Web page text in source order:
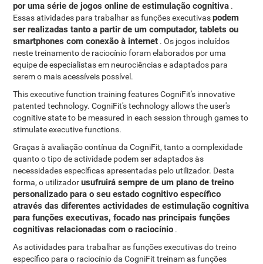
por uma série de jogos online de estimulação cognitiva .
Essas atividades para trabalhar as funções executivaspodem
ser realizadas tanto a partir de um computador, tablets ou
smartphones com conexão à internet . Os jogos incluídos
neste treinamento de raciocínio foram elaborados por uma
equipe de especialistas em neurociências e adaptados para
serem o mais acessíveis possível.
This executive function training features CogniFit's innovative
patented technology. CogniFit's technology allows the user's
cognitive state to be measured in each session through games to
stimulate executive functions.
Graças à avaliação contínua da CogniFit, tanto a complexidade
quanto o tipo de actividade podem ser adaptados às
necessidades específicas apresentadas pelo utilizador. Desta
forma, o utilizadorusufruirá sempre de um plano de treino
personalizado para o seu estado cognitivo específico
através das diferentes actividades de estimulação cognitiva
para funções executivas, focado nas principais funções
cognitivas relacionadas com o raciocínio .
As actividades para trabalhar as funções executivas do treino
específico para o raciocínio da CogniFit treinam as funções